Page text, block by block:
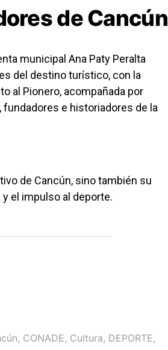
de Cancún
municipal Ana Paty Peralta
del destino turístico, con la
al Pionero, acompañada por
e historiadores de la
de Cancún, sino también su
el impulso al deporte.
, CONADE, Cultura, DEPORTE,